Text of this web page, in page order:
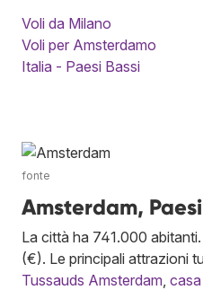
Voli da Milano
Voli per Amsterdamo
Italia - Paesi Bassi
fonte
Amsterdam,
La città ha 741.000
(€). Le principali attrazioni
Tussauds Amsterdam